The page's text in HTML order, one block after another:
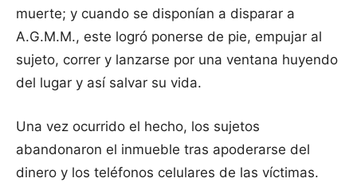
muerte; y cuando se disponían a disparar a
A.G.M.M., este logró ponerse de pie, empujar al
sujeto, correr y lanzarse por una ventana huyendo
del lugar y así salvar su vida.
Una vez ocurrido el hecho, los sujetos
abandonaron el inmueble tras apoderarse del
dinero y los teléfonos celulares de las víctimas.